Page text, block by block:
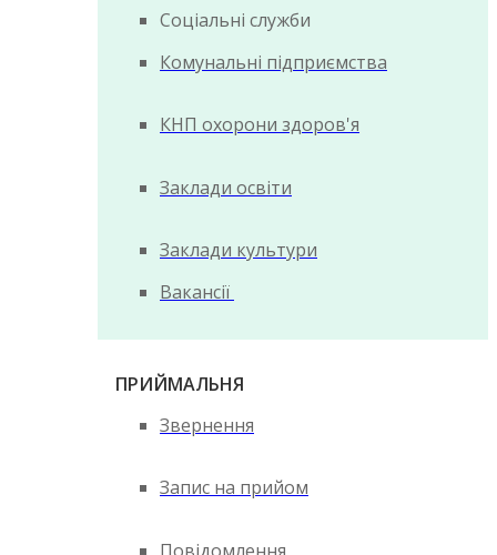
Соціальні служби
Комунальні підприємства
КНП охорони здоров'я
Заклади освіти
Заклади культури
Вакансії
ПРИЙМАЛЬНЯ
Звернення
Запис на прийом